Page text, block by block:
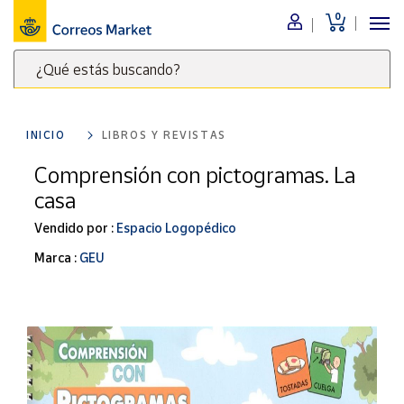
0
¿Qué estás buscando?
clave
para
buscar
productos
Correos
Menú
Nuestro
catálogo
Alimentación
Bebidas
Ocio y cultura
Juguetes y
Merchandising
y regalos
Tienda de
Correos
INICIO LIBROS Y REVISTAS
Comprensión con pictogramas. La
casa
Vendido por : Espacio Logopédico
Marca : GEU